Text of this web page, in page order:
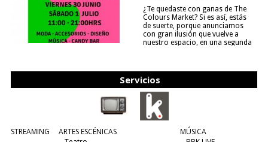
¿Te quedaste con ganas de The
Colours Market? Si es así, estás
de suerte, porque anunciamos
con gran ilusión que vuelve a
nuestro espacio, en una segunda
Servicios
STREAMING
ARTES ESCÉNICAS
MÚSICA